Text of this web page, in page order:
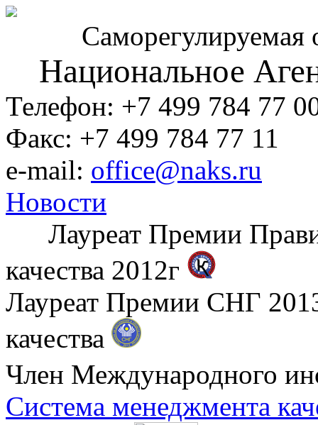
Саморегулируемая
Национальное
Телефон: +7 499 784 77
Факс: +7 499 784 77 11
e-mail: office@naks.ru
Новости
Лауреат Премии
качества 2012г
Лауреат Премии СНГ
качества
Член Международного
Система менеджмента